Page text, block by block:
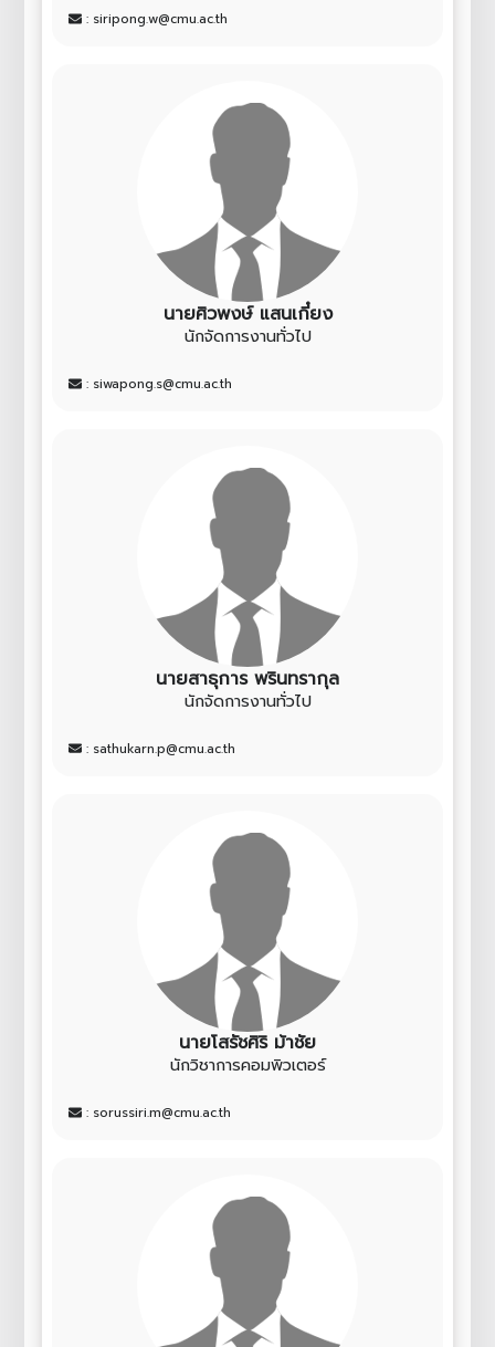
: siripong.w@cmu.ac.th
นายศิวพงษ์ แสนเกี๋ยง
นักจัดการงานทั่วไป
: siwapong.s@cmu.ac.th
นายสาธุการ พรินทรากุล
นักจัดการงานทั่วไป
: sathukarn.p@cmu.ac.th
นายโสรัชศิริ ม้าชัย
นักวิชาการคอมพิวเตอร์
: sorussiri.m@cmu.ac.th